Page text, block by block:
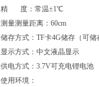
精 度：常温±1℃
测量测量距离：60cm
储存方式：TF卡4G储存（可储
显示方式：中文液晶显示
供电方式：3.7V可充电锂电池
使用环境：